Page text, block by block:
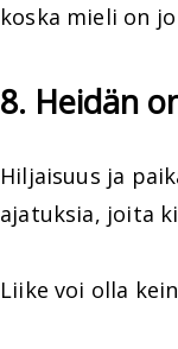
koska mieli on
8. Heidän
Hiljaisuus ja
ajatuksia, joita
Liike voi olla